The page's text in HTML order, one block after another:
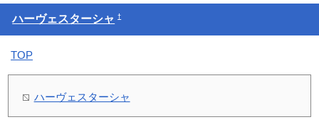
ハーヴェスターシャ †
TOP
ハーヴェスターシャ